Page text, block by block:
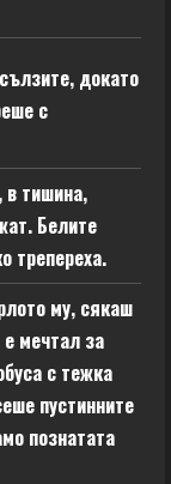
докато
с
в тишина,
Белите
трепереха.
му, сякаш
мечтал за
с тежка
пустинните
познатата